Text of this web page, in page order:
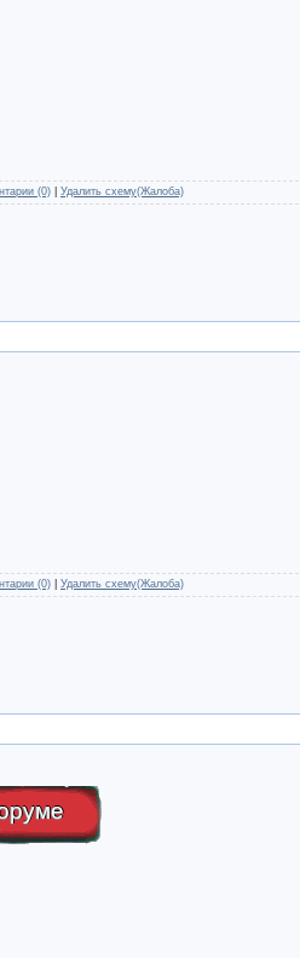
(0) Удалить схему(Жалоба)
(0) Удалить схему(Жалоба)